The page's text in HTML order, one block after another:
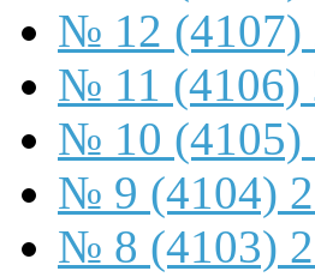
№ 12 (4107)
№ 11 (4106)
№ 10 (4105)
№ 9 (4104)
№ 8 (4103) 2